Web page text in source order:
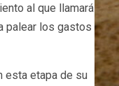
al que llamará
palear los gastos
esta etapa de su